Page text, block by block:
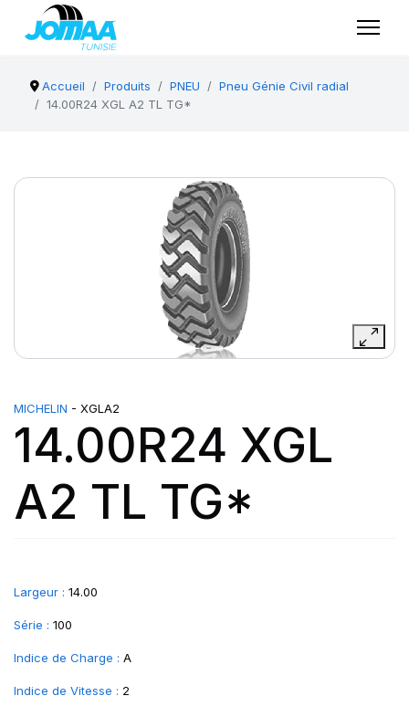
Accueil Produits PNEU
Pneu Génie Civil radial
14.00R24 XGL A2 TL TG*
MICHELIN - XGLA2
14.00R24 XGL
A2 TL TG*
Largeur : 14.00
Série : 100
Indice de Charge : A
Indice de Vitesse : 2